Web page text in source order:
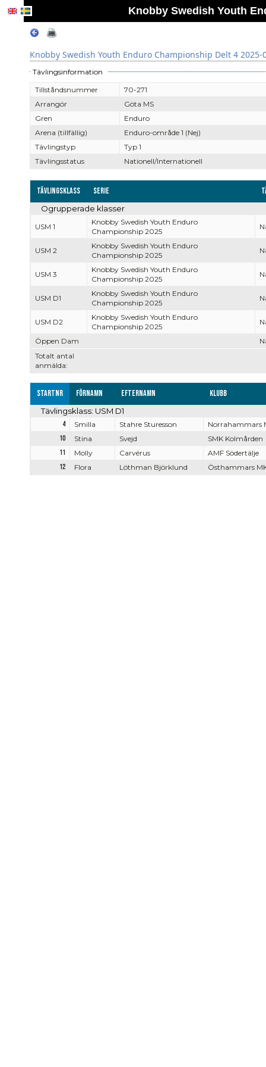
Knobby Swedish Youth
Knobby Swedish Youth Enduro Championship Delt 4 2025-
Tävlingsinformation
Tillståndsnummer
70-271
Arrangör
Göta MS
Gren
Enduro
Arena (tillfällig)
Enduro-område 1 (Nej)
Tävlingstyp
Typ 1
Tävlingsstatus
Nationell/Internationell
Tävlingsklass Serie
Totalt antal
anmälda:
Ogrupperade klasser
USM 1
Knobby Swedish Youth Enduro
Championship 2025
USM 2
Knobby Swedish Youth Enduro
Championship 2025
USM 3
Knobby Swedish Youth Enduro
Championship 2025
USM D1
Knobby Swedish Youth Enduro
Championship 2025
USM D2
Knobby Swedish Youth Enduro
Championship 2025
Öppen Dam
Startnr Förnamn Efternamn Klubb
Tävlingsklass: USM D1
4 Smilla Stahre Sturesson
Norrahammars
10
Stina Svejd
SMK Kolmården
11
Molly Carvérus
AMF Södertälje
12
Flora Löthman Björklund Östhammars